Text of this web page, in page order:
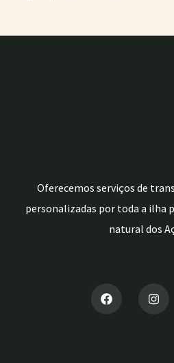
Oferecemos serviços de
personalizadas por toda a ilha
natural dos